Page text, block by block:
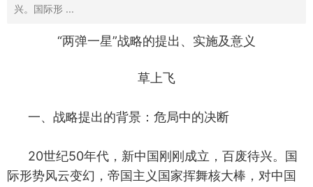
兴。国际形 ...
“两弹一星”战略的提出、实施及意义
草上飞
一、战略提出的背景：危局中的决断
20世纪50年代，新中国刚刚成立，百废待兴。国
际形势风云变幻，帝国主义国家挥舞核大棒，对中国